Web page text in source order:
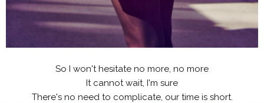
So I won't hesitate no more, no more
It cannot wait, I'm sure
There's no need to complicate, our time is short.